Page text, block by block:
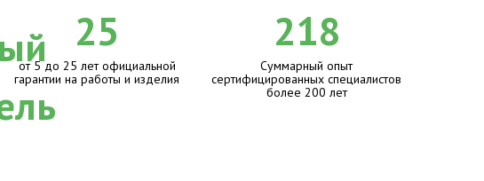
25
от 5 до 25 лет официальной
гарантии на работы и изделия
218
Суммарный опыт
сертифицированных специалистов
более 200 лет